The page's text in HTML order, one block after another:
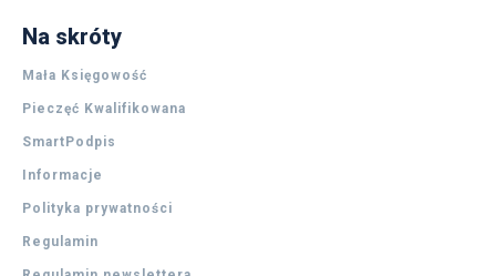
Na skróty
Mała Księgowość
Pieczęć Kwalifikowana
SmartPodpis
Informacje
Polityka prywatności
Regulamin